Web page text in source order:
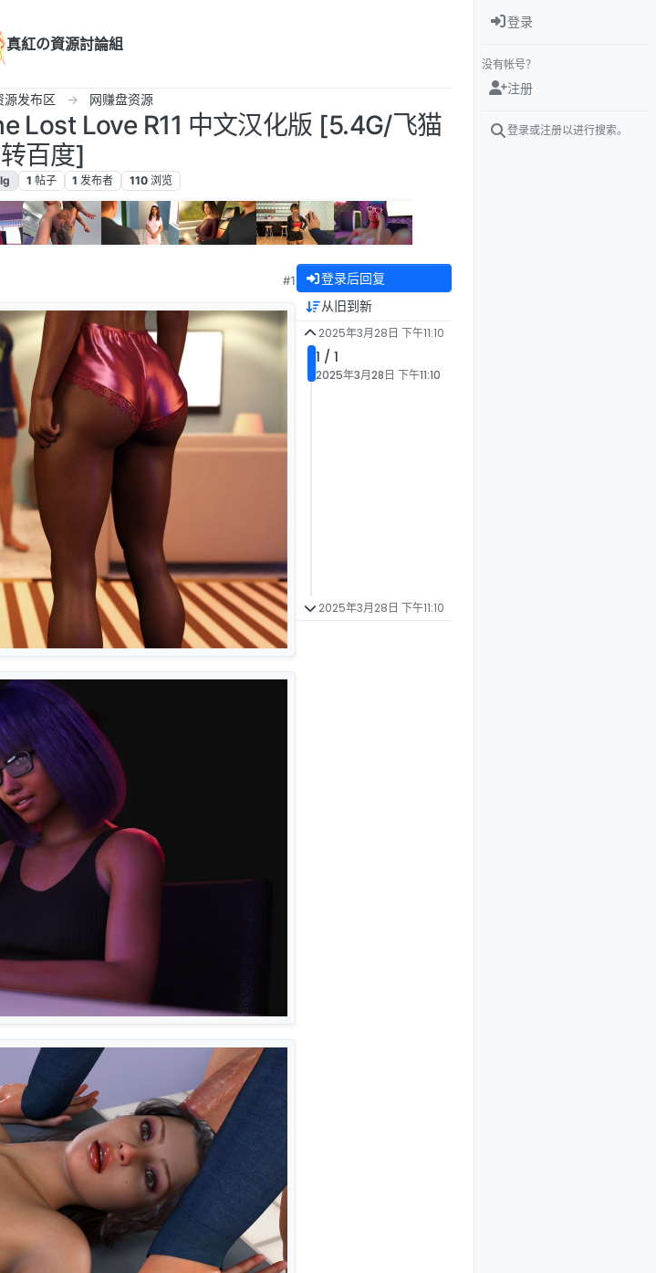
真紅の資源討論組
源发布区 网赚盘资源
Lost Love R11 中文汉化版 [5.4G/飞猫
转百度]
1 帖子 1 发布者 110 浏览
#1 登录后回复
从旧到新
2025年3月28日 下午11:10
1 / 1
2025年3月28日 下午11:10
2025年3月28日 下午11:10
登录
没有帐号？
注册
登录或注册以进行搜索。